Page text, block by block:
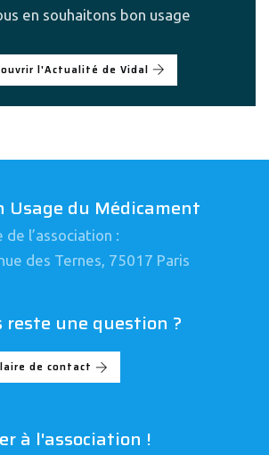
en souhaitons bon usage
l'Actualité de Vidal
Usage du Médicament
de l’association :
des Ternes, 75017 Paris
reste une question ?
de contact
à l'association !